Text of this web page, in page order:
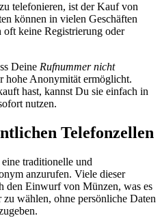
telefonieren, ist der Kauf von
können in vielen Geschäften
keine Registrierung oder
Deine Rufnummer nicht
hohe Anonymität ermöglicht.
hast, kannst Du sie einfach in
nutzen.
Telefonzellen
traditionelle und
anzurufen. Viele dieser
den Einwurf von Münzen, was es
wählen, ohne persönliche Daten